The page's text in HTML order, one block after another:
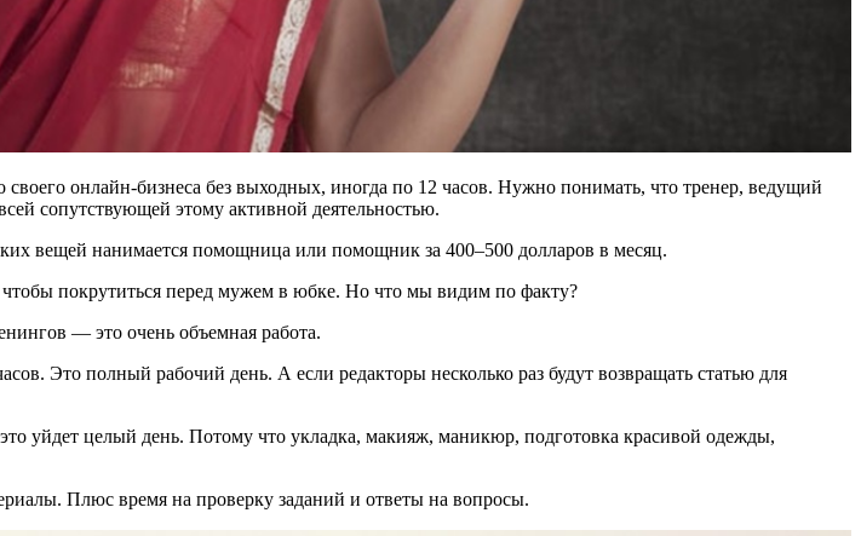
онлайн-бизнеса без выходных, иногда по 12 часов. Нужно понимать, что тренер, ведущий
сопутствующей этому активной деятельностью.
вещей нанимается помощница или помощник за 400–500 долларов в месяц.
покрутиться перед мужем в юбке. Но что мы видим по факту?
— это очень объемная работа.
Это полный рабочий день. А если редакторы несколько раз будут возвращать статью для
уйдет целый день. Потому что укладка, макияж, маникюр, подготовка красивой одежды,
Плюс время на проверку заданий и ответы на вопросы.